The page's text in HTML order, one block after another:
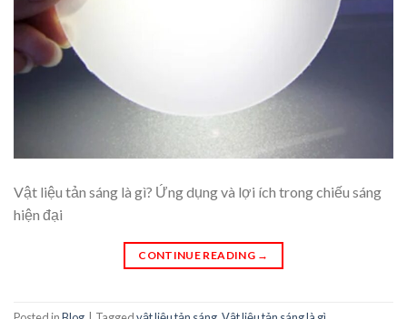
Vật liệu tản sáng là gì? Ứng dụng và lợi ích trong chiếu sáng
hiện đại
CONTINUE READING →